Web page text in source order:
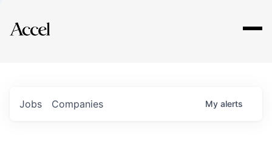
Explore
Jobs Companies My alerts